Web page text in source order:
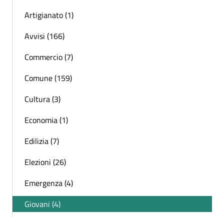
Artigianato (1)
Avvisi (166)
Commercio (7)
Comune (159)
Cultura (3)
Economia (1)
Edilizia (7)
Elezioni (26)
Emergenza (4)
Giovani (4)